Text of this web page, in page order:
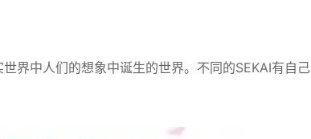
界中人们的想象中诞生的世界。不同的SEKAI有自己